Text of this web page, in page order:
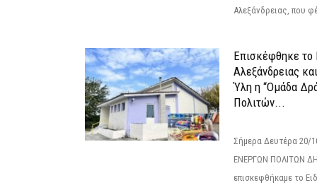
Αλεξάνδρειας, που
Επισκέφθηκε το
Αλεξάνδρειας
Ύλη η “Ομάδα
Πολιτών...
Σήμερα Δευτέρα
ΕΝΕΡΓΩΝ ΠΟΛΙΤΩΝ
επισκεφθήκαμε το